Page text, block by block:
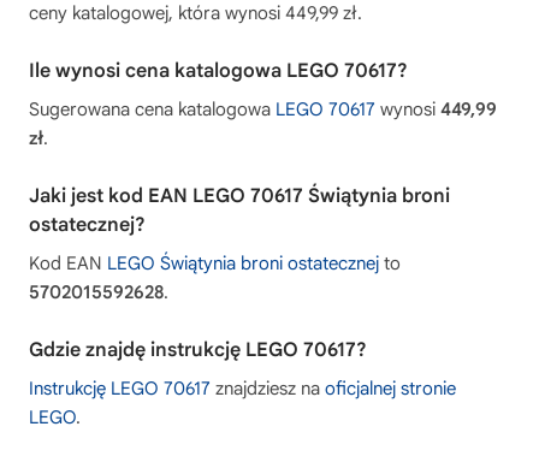
ceny katalogowej, która wynosi 449,99 zł.
Ile wynosi cena katalogowa LEGO 70617?
Sugerowana cena katalogowa LEGO 70617 wynosi 449,99
zł.
Jaki jest kod EAN LEGO 70617 Świątynia broni
ostatecznej?
Kod EAN LEGO Świątynia broni ostatecznej to
5702015592628.
Gdzie znajdę instrukcję LEGO 70617?
Instrukcję LEGO 70617 znajdziesz na oficjalnej stronie
LEGO.